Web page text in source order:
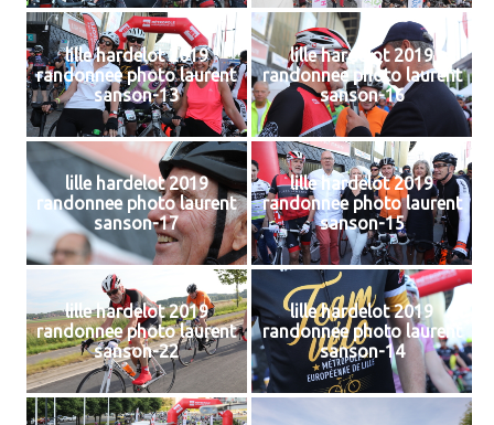
lille hardelot 2019
randonnee photo laurent
sanson-13
lille hardelot 2019
randonnee photo laurent
sanson-16
lille hardelot 2019
randonnee photo laurent
sanson-17
lille hardelot 2019
randonnee photo laurent
sanson-15
lille hardelot 2019
randonnee photo laurent
sanson-22
lille hardelot 2019
randonnee photo laurent
sanson-14